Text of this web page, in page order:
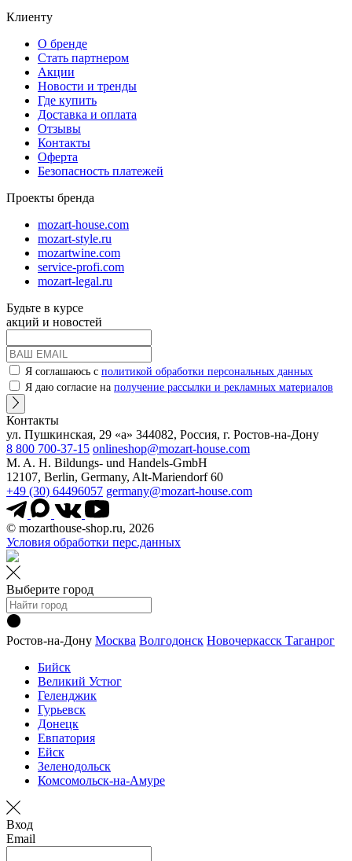
Клиенту
О бренде
Стать партнером
Акции
Новости и тренды
Где купить
Доставка и оплата
Отзывы
Контакты
Оферта
Безопасность платежей
Проекты бренда
mozart-house.com
mozart-style.ru
mozartwine.com
service-profi.com
mozart-legal.ru
Будьте в курсе
акций и новостей
Я соглашаюсь с политикой обработки персональных данных
Я даю согласие на получение рассылки и рекламных материалов
Контакты
ул. Пушкинская, 29 «а» 344082, Россия, г. Ростов-на-Дону
8 800 700-37-15 onlineshop@mozart-house.com
M. A. H. Bildungs- und Handels-GmbH
12107, Berlin, Germany, Alt-Mariendorf 60
+49 (30) 64496057 germany@mozart-house.com
© mozarthouse-shop.ru, 2026
Условия обработки перс.данных
Выберите город
Ростов-на-Дону Москва Волгодонск Новочеркасск Таганрог
Бийск
Великий Устюг
Геленджик
Гурьевск
Донецк
Евпатория
Ейск
Зеленодольск
Комсомольск-на-Амуре
Вход
Email